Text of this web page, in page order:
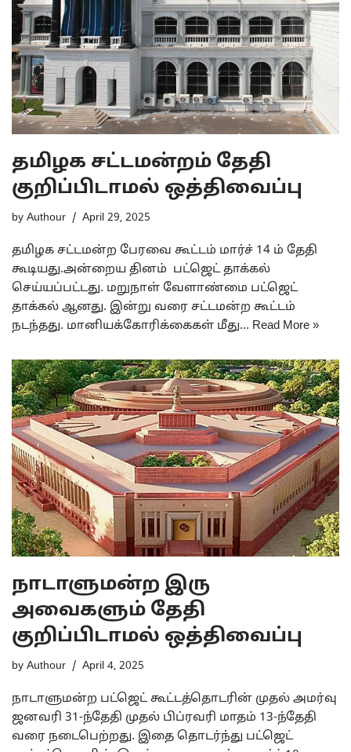
தமிழக சட்டமன்றம் தேதி
குறிப்பிடாமல் ஒத்திவைப்பு
by Authour April 29, 2025
தமிழக சட்டமன்ற பேரவை கூட்டம் மார்ச் 14 ம் தேதி
கூடியது.அன்றைய தினம் பட்ஜெட் தாக்கல்
செய்யப்பட்டது. மறுநாள் வேளாண்மை பட்ஜெட்
தாக்கல் ஆனது. இன்று வரை சட்டமன்ற கூட்டம்
நடந்தது. மானியக்கோரிக்கைகள் மீது… Read More »
நாடாளுமன்ற இரு
அவைகளும் தேதி
குறிப்பிடாமல் ஒத்திவைப்பு
by Authour April 4, 2025
நாடாளுமன்ற பட்ஜெட் கூட்டத்தொடரின் முதல் அமர்வு
ஜனவரி 31-ந்தேதி முதல் பிப்ரவரி மாதம் 13-ந்தேதி
வரை நடைபெற்றது. இதை தொடர்ந்து பட்ஜெட்